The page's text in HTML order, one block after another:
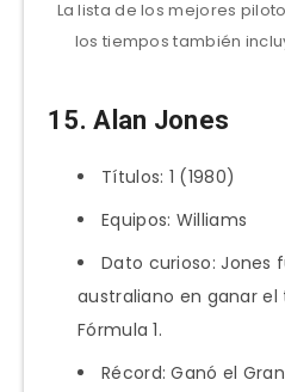
La lista de los mejores
los tiempos también
15. Alan Jones
Títulos: 1 (1980)
Equipos: Williams
Dato curioso: Jones
australiano en ganar
Fórmula 1.
Récord: Ganó el